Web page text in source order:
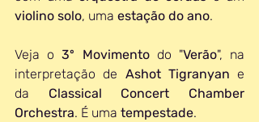
violino solo, uma estação do ano.
Veja o 3º Movimento do "Verão", na
interpretação de Ashot Tigranyan e
da Classical Concert Chamber
Orchestra. É uma tempestade.